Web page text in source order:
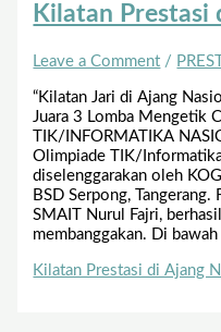
Kilatan Prestasi
Leave a Comment /
“Kilatan Jari di Ajang
Juara 3 Lomba Mengetik
TIK/INFORMATIKA
Olimpiade TIK/
diselenggarakan oleh
BSD Serpong, Tangerang.
SMAIT Nurul Fajri,
membanggakan. Di
Kilatan Prestasi di Ajang